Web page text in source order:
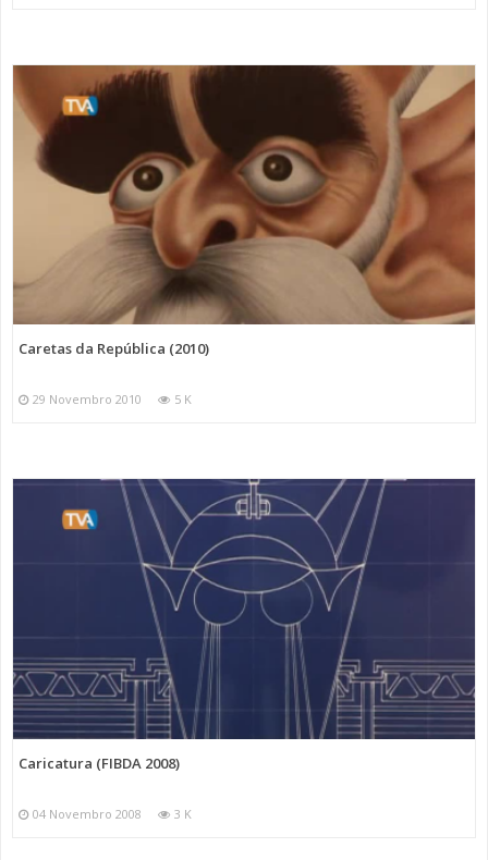
Caretas da República (2010)
29 Novembro 2010 5 K
Caricatura (FIBDA 2008)
04 Novembro 2008 3 K